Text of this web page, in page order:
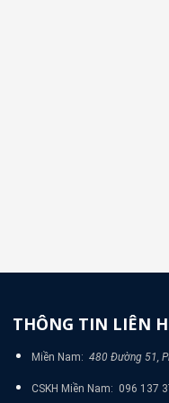
THÔNG TIN LIÊN
Miền Nam: 480 Đường 51,
CSKH Miền Nam: 096 137